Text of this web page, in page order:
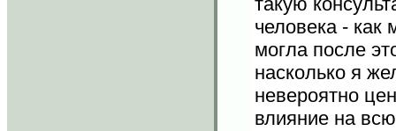
человека -
могла после
насколько я
невероятно
влияние на